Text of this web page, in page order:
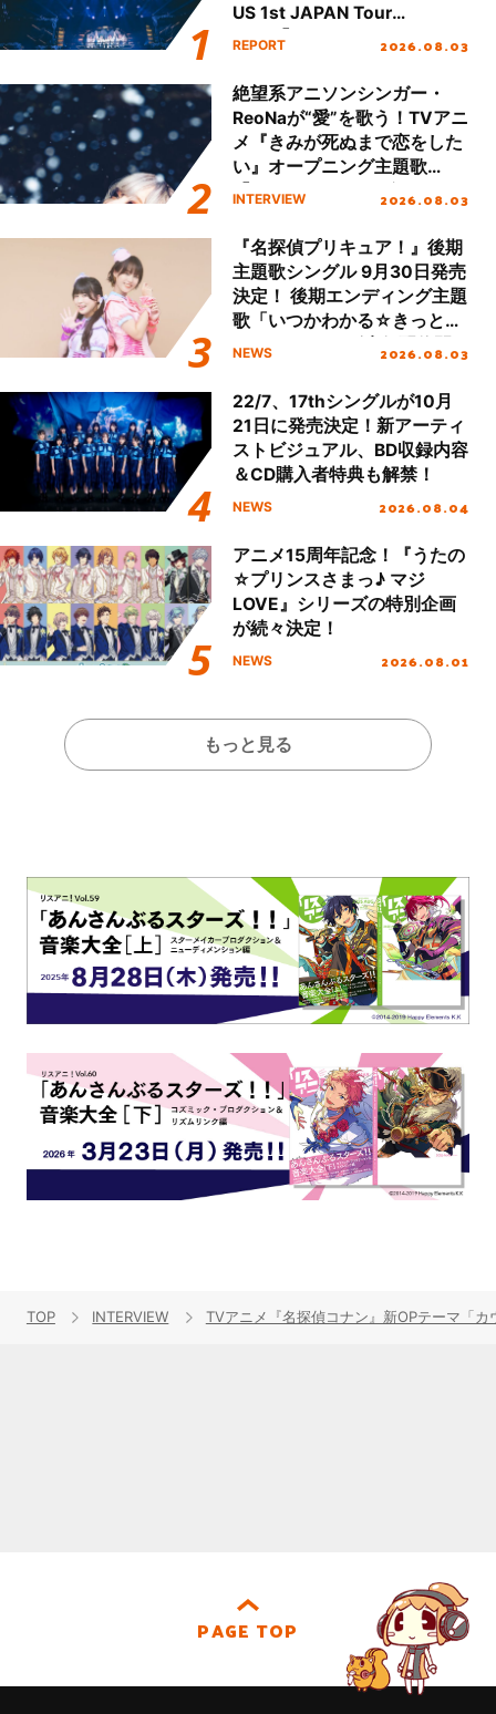
US 1st JAPAN Tour
Final「NICE to meet YOU
ート!!
REPORT 2026.08.03
絶望系アニソンシンガー・
ReoNaが“愛”を歌う！TVアニ
メ『きみが死ぬまで恋をした
い』オープニング主題歌
「Amore」インタビュー
INTERVIEW 2026.08.03
『名探偵プリキュア！』後期
主題歌シングル 9月30日発売
決定！ 後期エンディング主題
歌「いつかわかる☆きっとあ
える」TVサイズ先行配信開
NEWS 2026.08.03
22/7、17thシングルが10月
21日に発売決定！新アーティ
ストビジュアル、BD収録内容
＆CD購入者特典も解禁！
NEWS 2026.08.04
アニメ15周年記念！『うたの
☆プリンスさまっ♪ マジ
LOVE』シリーズの特別企画
が続々決定！
NEWS 2026.08.01
もっと見る
TOP INTERVIEW TVアニメ『名探偵コナン』新OPテーマ「
PAGE TOP